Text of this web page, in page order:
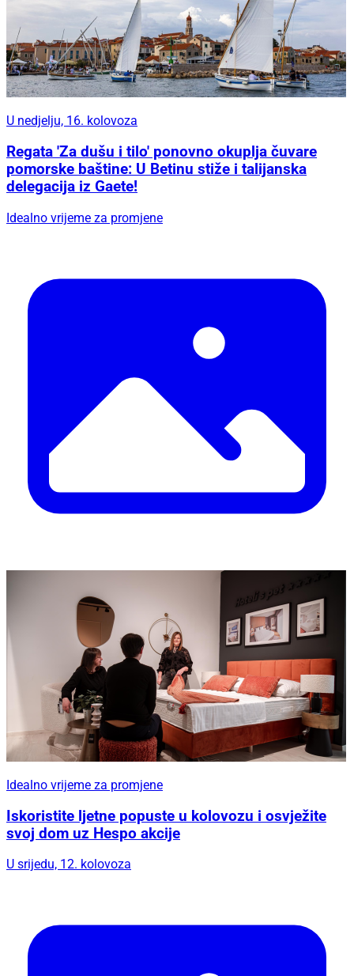
U nedjelju, 16. kolovoza
Regata 'Za dušu i tilo' ponovno okuplja čuvare
pomorske baštine: U Betinu stiže i talijanska
delegacija iz Gaete!
Idealno vrijeme za promjene
Idealno vrijeme za promjene
Iskoristite ljetne popuste u kolovozu i osvježite
svoj dom uz Hespo akcije
U srijedu, 12. kolovoza